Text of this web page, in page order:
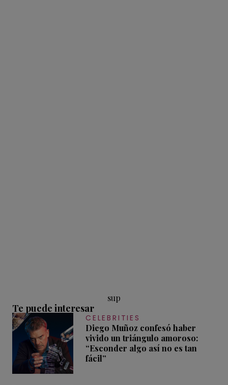
sup
Te puede interesar
CELEBRITIES
Diego Muñoz confesó haber
vivido un triángulo amoroso:
“Esconder algo así no es tan
fácil”